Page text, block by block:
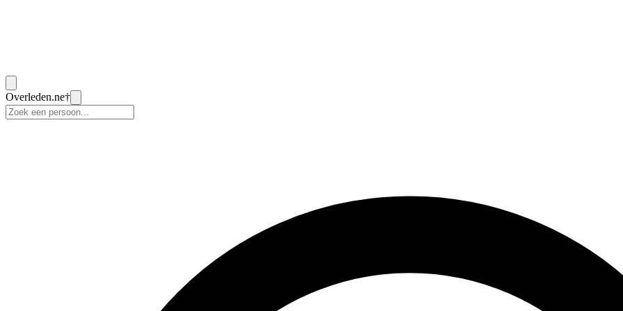
Overleden.ne†